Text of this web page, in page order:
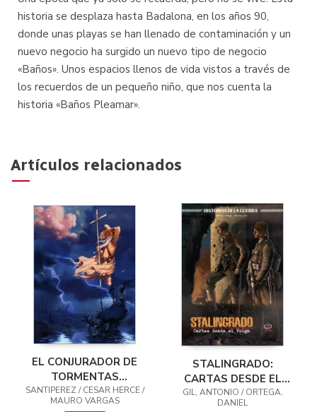
historia se desplaza hasta Badalona, en los años 90,
donde unas playas se han llenado de contaminación y un
nuevo negocio ha surgido un nuevo tipo de negocio
«Baños». Unos espacios llenos de vida vistos a través de
los recuerdos de un pequeño niño, que nos cuenta la
historia «Baños Pleamar».
Artículos relacionados
EL CONJURADOR DE
TORMENTAS
INTEGRAL VOL. 01
SANTIPEREZ / CESAR HERCE /
MAURO VARGAS
STALINGRADO:
CARTAS DESDE EL
VOLGA
GIL, ANTONIO / ORTEGA,
DANIEL